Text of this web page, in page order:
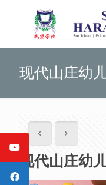
现代山庄幼
现代山庄幼